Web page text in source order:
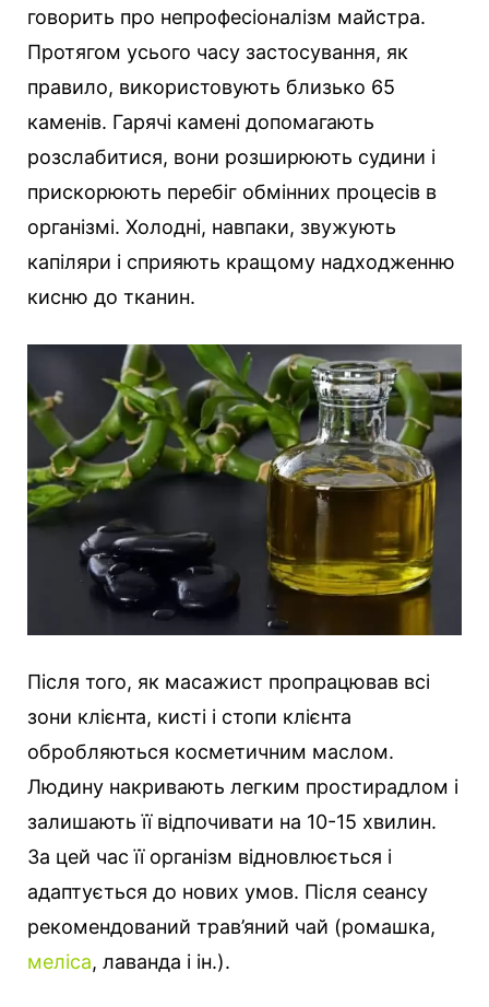
говорить про непрофесіоналізм майстра.
Протягом усього часу застосування, як
правило, використовують близько 65
каменів. Гарячі камені допомагають
розслабитися, вони розширюють судини і
прискорюють перебіг обмінних процесів в
організмі. Холодні, навпаки, звужують
капіляри і сприяють кращому надходженню
кисню до тканин.
Після того, як масажист пропрацював всі
зони клієнта, кисті і стопи клієнта
обробляються косметичним маслом.
Людину накривають легким простирадлом і
залишають її відпочивати на 10-15 хвилин.
За цей час її організм відновлюється і
адаптується до нових умов. Після сеансу
рекомендований трав’яний чай (ромашка,
меліса, лаванда і ін.).